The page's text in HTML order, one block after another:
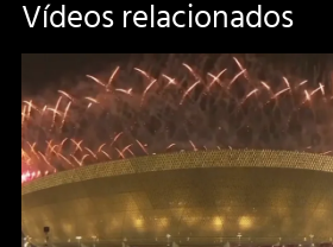
Vídeos relacionados